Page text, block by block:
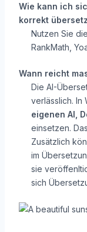
Wie kann ich
korrekt
Nutzen Sie
RankMath,
Wann reicht
Die AI-
verlässlich. In
eigenen AI,
einsetzen.
Zusätzlich
im
sie
sich